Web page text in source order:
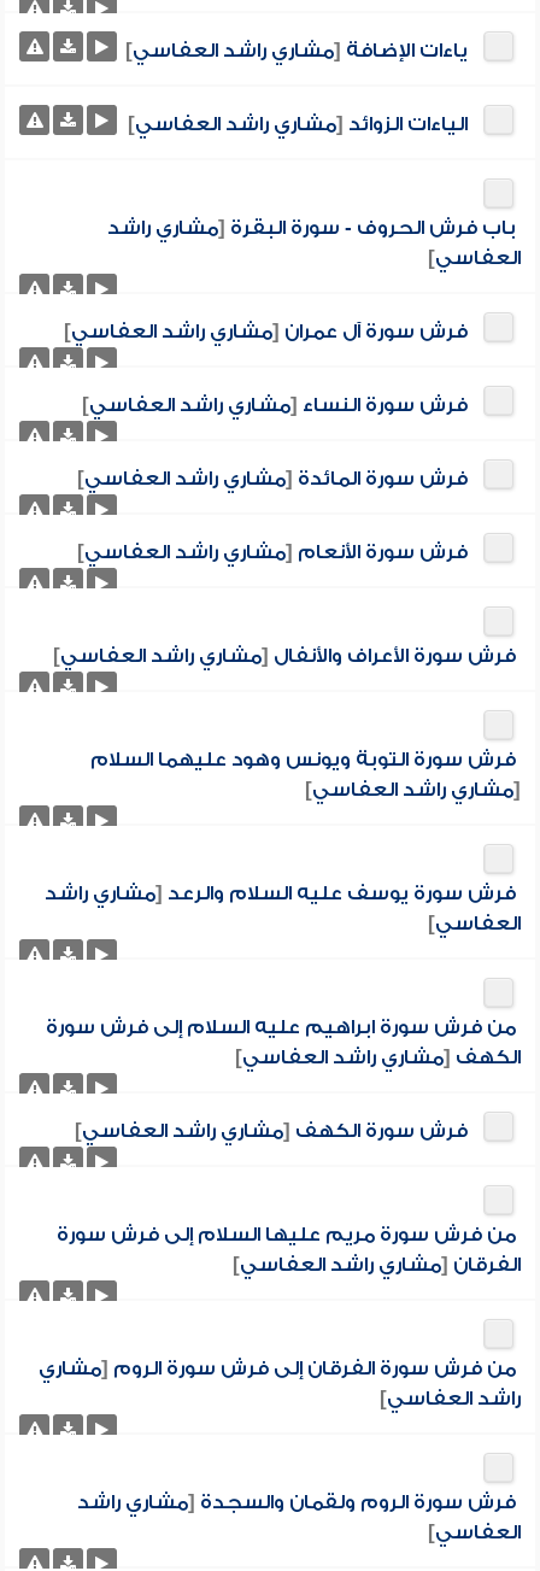
ياءات الإضافة [مشاري راشد العفاسي]
الياءات الزوائد [مشاري راشد العفاسي]
باب فرش الحروف - سورة البقرة [مشاري راشد
العفاسي]
فرش سورة آل عمران [مشاري راشد العفاسي]
فرش سورة النساء [مشاري راشد العفاسي]
فرش سورة المائدة [مشاري راشد العفاسي]
فرش سورة الأنعام [مشاري راشد العفاسي]
فرش سورة الأعراف والأنفال [مشاري راشد العفاسي]
فرش سورة التوبة ويونس وهود عليهما السلام
[مشاري راشد العفاسي]
فرش سورة يوسف عليه السلام والرعد [مشاري راشد
العفاسي]
من فرش سورة ابراهيم عليه السلام إلى فرش سورة
الكهف [مشاري راشد العفاسي]
فرش سورة الكهف [مشاري راشد العفاسي]
من فرش سورة مريم عليها السلام إلى فرش سورة
الفرقان [مشاري راشد العفاسي]
من فرش سورة الفرقان إلى فرش سورة الروم [مشاري
راشد العفاسي]
فرش سورة الروم ولقمان والسجدة [مشاري راشد
العفاسي]